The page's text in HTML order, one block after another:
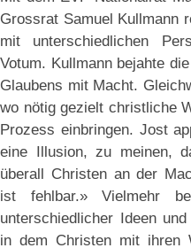
Grossrat Samuel Kullmann
mit unterschiedlichen
Votum. Kullmann bejahte
Glaubens mit Macht.
wo nötig gezielt christliche
Prozess einbringen. Jost
eine Illusion, zu meinen,
überall Christen an der
ist fehlbar.» Vielmehr
unterschiedlicher Ideen
in dem Christen mit ihren